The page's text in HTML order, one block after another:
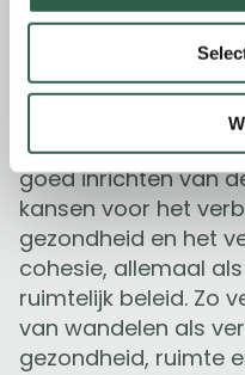
dringende oproep
stakeholders en
belang van
in beleid, voor
goed inrichten van
kansen voor het
gezondheid en het
cohesie, allemaal
ruimtelijk beleid. Zo
van wandelen als
gezondheid, ruimte